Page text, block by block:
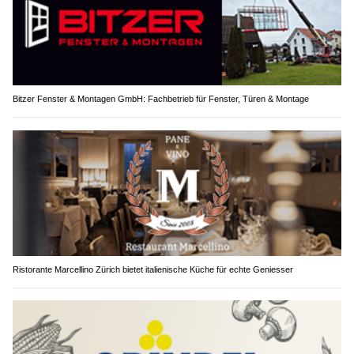
Bitzer Fenster & Montagen GmbH: Fachbetrieb für Fenster, Türen & Montage
Ristorante Marcellino Zürich bietet italienische Küche für echte Geniesser